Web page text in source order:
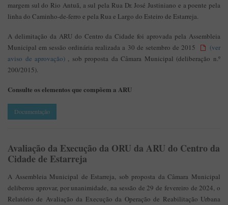
margem sul do Rio Antuã, a sul pela Rua Dr. José Justiniano e a poente pela
linha do Caminho-de-ferro e pela Rua e Largo do Esteiro de Estarreja.
A delimitação da ARU do Centro da Cidade foi aprovada pela Assembleia
Municipal em sessão ordinária realizada a 30 de setembro de 2015
(ver
aviso de aprovação) , sob proposta da Câmara Municipal (deliberação n.º
200/2015).
Consulte os elementos que compõem a ARU
Documentação
Avaliação da Execução da ORU da ARU do Centro da
Cidade de Estarreja
A Assembleia Municipal de Estarreja, sob proposta da Câmara Municipal
deliberou aprovar, por unanimidade, na sessão de 29 de fevereiro de 2024, o
Relatório de Avaliação da Execução da Operação de Reabilitação Urbana